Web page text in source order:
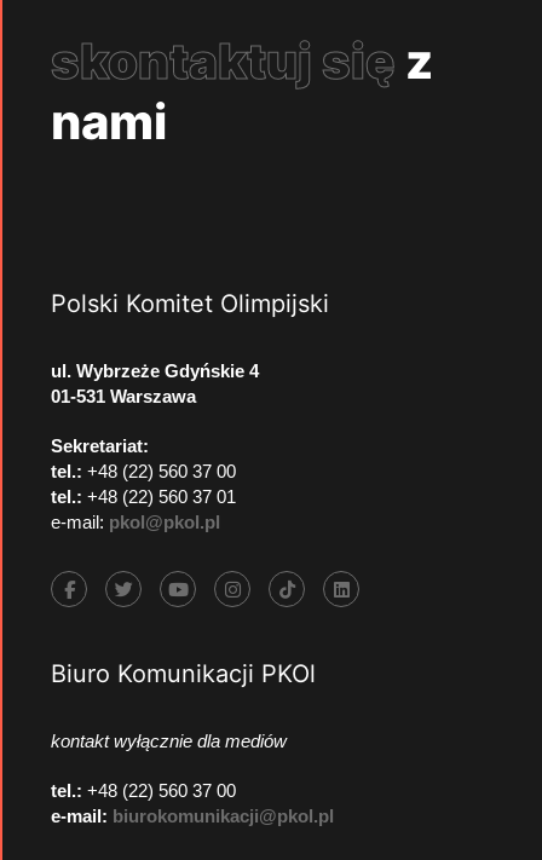
skontaktuj się z
nami
Polski Komitet Olimpijski
ul. Wybrzeże Gdyńskie 4
01-531 Warszawa
Sekretariat:
tel.: +48 (22) 560 37 00
tel.: +48 (22) 560 37 01
e-mail: pkol@pkol.pl
Biuro Komunikacji PKOl
kontakt wyłącznie dla mediów
tel.: +48 (22) 560 37 00
e-mail: biurokomunikacji@pkol.pl